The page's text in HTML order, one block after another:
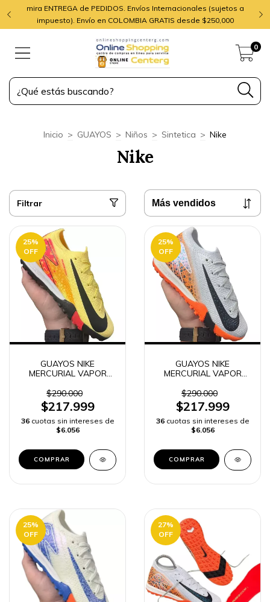
mira ENTREGA de PEDIDOS. Envíos Internacionales (sujetos a
impuesto). Envío en COLOMBIA GRATIS desde $250,000
0
Inicio > GUAYOS > Niños > Sintetica > Nike
Nike
Filtrar
25%
OFF
GUAYOS NIKE
MERCURIAL VAPOR
ENVÍO RÁPIDO
$290.000
$217.999
36 cuotas sin intereses de
$6.056
COMPRAR
25%
OFF
GUAYOS NIKE
MERCURIAL VAPOR
ENVÍO RÁPIDO
$290.000
$217.999
36 cuotas sin intereses de
$6.056
COMPRAR
25%
OFF
27%
OFF